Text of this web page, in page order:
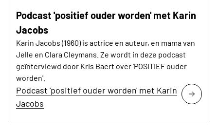
Podcast 'positief ouder worden' met Karin
Jacobs
Karin Jacobs (1960) is actrice en auteur, en mama van
Jelle en Clara Cleymans. Ze wordt in deze podcast
geïnterviewd door Kris Baert over 'POSITIEF ouder
worden'.
Podcast 'positief ouder worden' met Karin
Jacobs